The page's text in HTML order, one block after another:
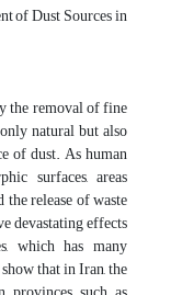
of Dust Sources in
the removal of fine
natural but also
of dust. As human
surfaces, areas
release of waste
devastating effects
which has many
that in Iran, the